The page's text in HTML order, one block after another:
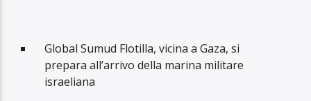
Global Sumud Flotilla, vicina a Gaza, si
prepara all’arrivo della marina militare
israeliana